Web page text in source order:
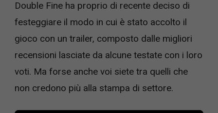
Double Fine ha proprio di recente deciso di
festeggiare il modo in cui è stato accolto il
gioco con un trailer, composto dalle migliori
recensioni lasciate da alcune testate con i loro
voti. Ma forse anche voi siete tra quelli che
non credono più alla stampa di settore.